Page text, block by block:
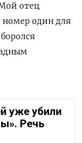
отец
номер один для
уже убили
Речь